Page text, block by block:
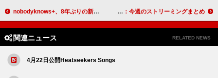
nobodyknows+、8年ぶりの新曲として2026年TBS系列野球中継テーマソング「ファイラゲーン」配信開始 back number「高嶺の花子さん」累計8億回突破：今週のストリーミングまとめ
関連ニュース RELATED NEWS
4月22日公開Heatseekers Songs